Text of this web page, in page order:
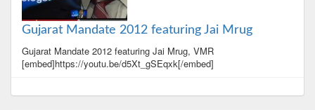
Gujarat Mandate 2012 featuring Jai Mrug
Gujarat Mandate 2012 featuring Jai Mrug, VMR
[embed]https://youtu.be/d5Xt_gSEqxk[/embed]